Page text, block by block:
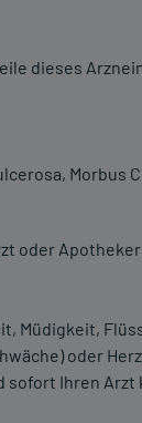
dieses
Morbus
oder Apotheker
Müdigkeit,
oder
sofort Ihren